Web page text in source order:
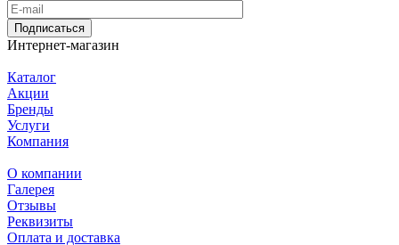
Подписаться
Интернет-магазин
Каталог
Акции
Бренды
Услуги
Компания
О компании
Галерея
Отзывы
Реквизиты
Оплата и доставка